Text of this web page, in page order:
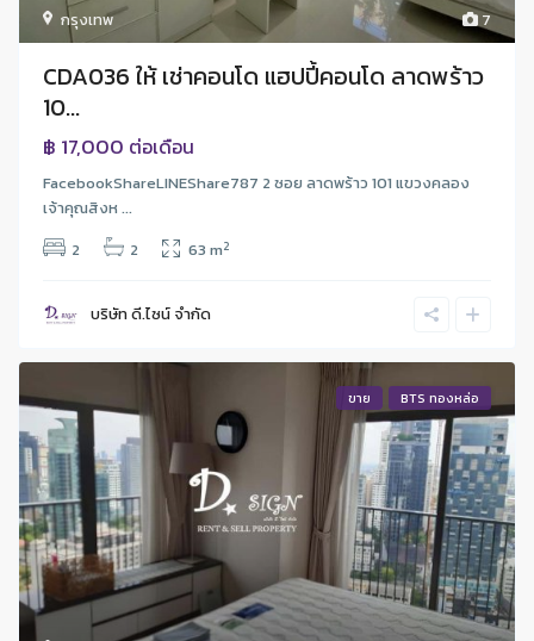
7
กรุงเทพ
CDA036 ให้ เช่าคอนโด แฮปปี้คอนโด ลาดพร้าว
10...
฿ 17,000 ต่อเดือน
FacebookShareLINEShare787 2 ซอย ลาดพร้าว 101 แขวงคลอง
เจ้าคุณสิงห ...
2
2 63 m2
บริษัท ดี.ไซน์ จํากัด
ขาย BTS ทองหล่อ